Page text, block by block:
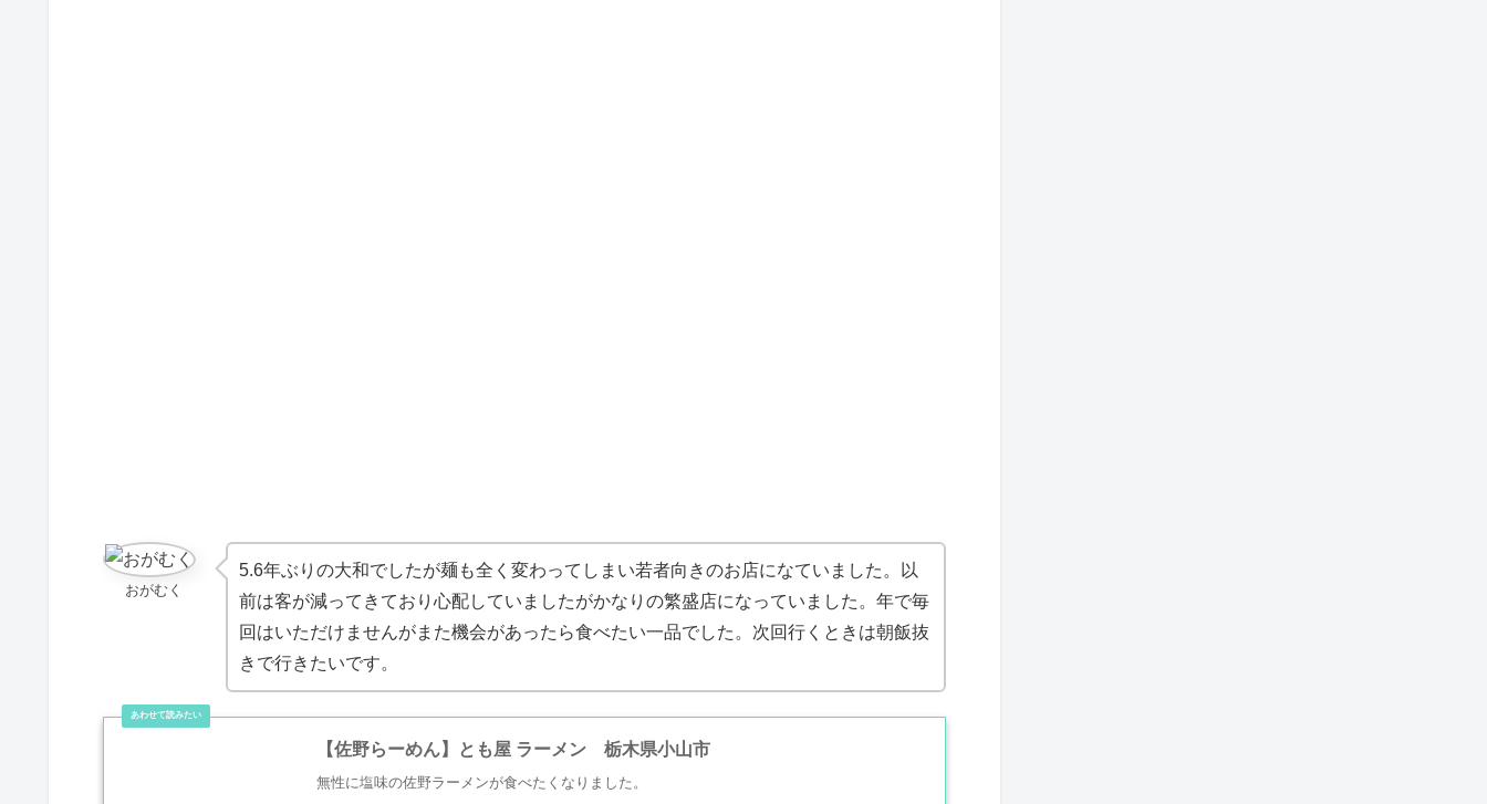
おがむく
5.6年ぶりの大和でしたが麺も全く変わってしまい若者向きのお店になていました。以
前は客が減ってきており心配していましたがかなりの繁盛店になっていました。年で毎
回はいただけませんがまた機会があったら食べたい一品でした。次回行くときは朝飯抜
きで行きたいです。
【佐野らーめん】とも屋 ラーメン 栃木県小山市
無性に塩味の佐野ラーメンが食べたくなりました。